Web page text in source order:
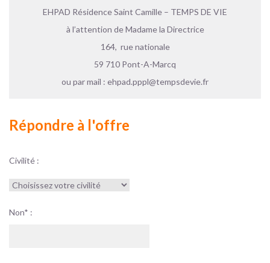
EHPAD Résidence Saint Camille – TEMPS DE VIE
à l’attention de Madame la Directrice
164, rue nationale
59 710 Pont-A-Marcq
ou par mail : ehpad.pppl@tempsdevie.fr
Répondre à l'offre
Civilité :
Non* :